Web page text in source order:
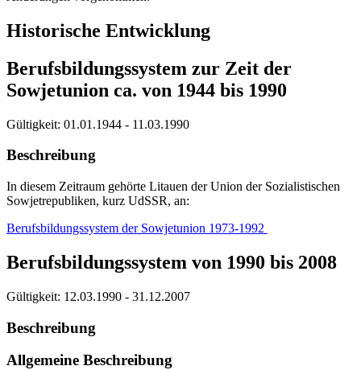
Historische Entwicklung
Berufsbildungssystem zur Zeit der
Sowjetunion ca. von 1944 bis 1990
Gültigkeit: 01.01.1944 - 11.03.1990
Beschreibung
In diesem Zeitraum gehörte Litauen der Union der Sozialistischen
Sowjetrepubliken, kurz UdSSR, an:
Berufsbildungssystem der Sowjetunion 1973-1992
Berufsbildungssystem von 1990 bis 2008
Gültigkeit: 12.03.1990 - 31.12.2007
Beschreibung
Allgemeine Beschreibung